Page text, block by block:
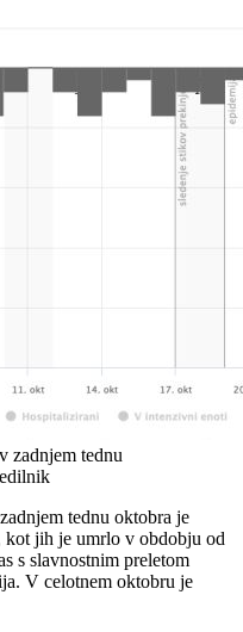
zadnjem tednu
tednu oktobra je
jih je umrlo v obdobju od
s slavnostnim preletom
V celotnem oktobru je